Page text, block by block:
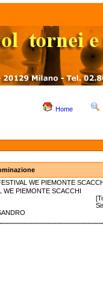
Home
WE PIEMONTE
WE PIEMONTE SCACCHI